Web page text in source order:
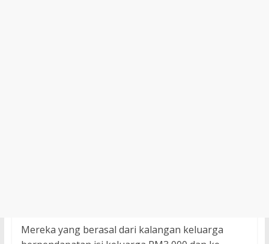
Mereka yang berasal dari kalangan keluarga